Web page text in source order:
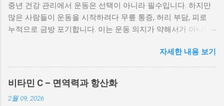
중년 건강 관리에서 운동은 선택이 아니라 필수입니다. 하지만
많은 사람들이 운동을 시작하려다 무릎 통증, 허리 부담, 피로
누적으로 금방 포기합니다. 이는 운동 의지가 약해서가 아니라,
글에서는 중년이 반드시 알아야 할 운동 원칙과 관절을 보호하
면서 체력을 키우는 현실적인 방법을 소개합니다. 중년 운동은
젊을 때와 기준이 완전히 다르다 중년 이후에는 근육 회복 속도
가 느려지고 관절과 인대의 탄력도 감소합니다. 젊을 때처럼 갑
자기 강도를 높이거나 무리한 운동을 하면 오히려 통증과 부상
자세한 내용 보기
비타민 C – 면역력과 항산화
2월 09, 2026